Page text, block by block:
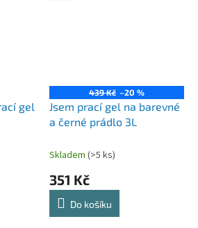
gel
439 Kč –20 %
Jsem prací gel na barevné
a černé prádlo 3L
Skladem (>5 ks)
351 Kč
Do košíku